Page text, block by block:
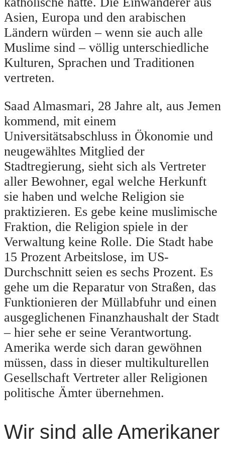
Asien, Europa und den arabischen
Ländern würden – wenn sie auch alle
Muslime sind – völlig unterschiedliche
Kulturen, Sprachen und Traditionen
vertreten.
Saad Almasmari, 28 Jahre alt, aus Jemen
kommend, mit einem
Universitätsabschluss in Ökonomie und
neugewähltes Mitglied der
Stadtregierung, sieht sich als Vertreter
aller Bewohner, egal welche Herkunft
sie haben und welche Religion sie
praktizieren. Es gebe keine muslimische
Fraktion, die Religion spiele in der
Verwaltung keine Rolle. Die Stadt habe
15 Prozent Arbeitslose, im US-
Durchschnitt seien es sechs Prozent. Es
gehe um die Reparatur von Straßen, das
Funktionieren der Müllabfuhr und einen
ausgeglichenen Finanzhaushalt der Stadt
– hier sehe er seine Verantwortung.
Amerika werde sich daran gewöhnen
müssen, dass in dieser multikulturellen
Gesellschaft Vertreter aller Religionen
politische Ämter übernehmen.
Wir sind alle Amerikaner